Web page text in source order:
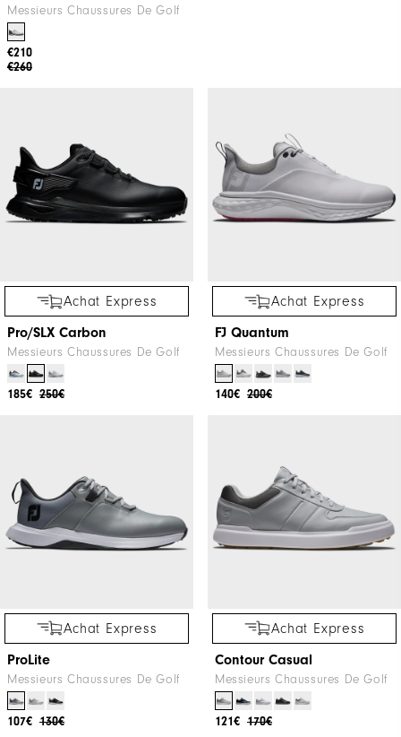
Messieurs Chaussures De Golf
€210
€260
Achat Express
Pro/SLX Carbon
Messieurs Chaussures De Golf
250€
185€
Achat Express
FJ Quantum
Messieurs Chaussures De Golf
200€
140€
Achat Express
ProLite
Messieurs Chaussures De Golf
130€
107€
Achat Express
Contour Casual
Messieurs Chaussures De Golf
170€
121€